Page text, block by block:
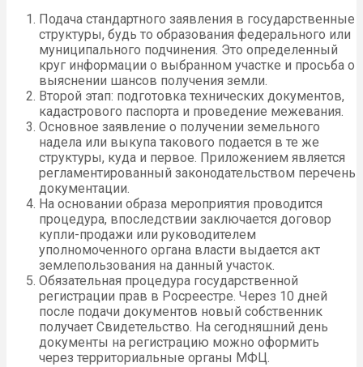
Подача стандартного заявления в государственные
структуры, будь то образования федерального или
муниципального подчинения. Это определенный
круг информации о выбранном участке и просьба о
выяснении шансов получения земли.
Второй этап: подготовка технических документов,
кадастрового паспорта и проведение межевания.
Основное заявление о получении земельного
надела или выкупа такового подается в те же
структуры, куда и первое. Приложением является
регламентированный законодательством перечень
документации.
На основании образа мероприятия проводится
процедура, впоследствии заключается договор
купли-продажи или руководителем
уполномоченного органа власти выдается акт
землепользования на данный участок.
Обязательная процедура государственной
регистрации прав в Росреестре. Через 10 дней
после подачи документов новый собственник
получает Свидетельство. На сегодняшний день
документы на регистрацию можно оформить
через территориальные органы МФЦ.